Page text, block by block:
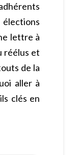
lettre à
réélus et
de la
aller à
clés en